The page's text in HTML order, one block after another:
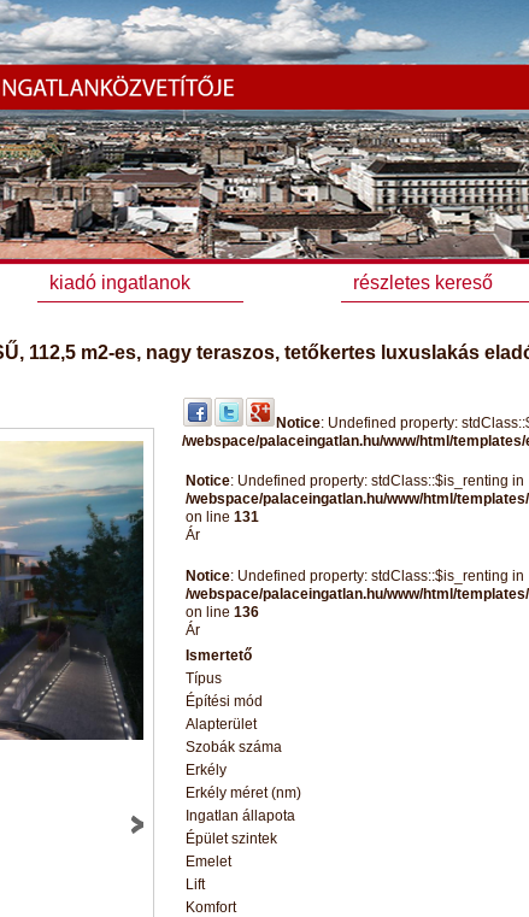
kiadó ingatlanok részletes kereső
112,5 m2-es, nagy teraszos, tetőkertes luxuslakás
Notice: Undefined property:
/webspace/palaceingatlan.hu/www/html/
Notice: Undefined property: stdClass::$is_renting in
/webspace/palaceingatlan.hu/www/html/
on line 131
Ár
Notice: Undefined property: stdClass::$is_renting in
/webspace/palaceingatlan.hu/www/html/
on line 136
Ár
Ismertető
Típus
Építési mód
Alapterület
Szobák száma
Erkély
Erkély méret (nm)
Ingatlan állapota
Épület szintek
Emelet
Lift
Komfort